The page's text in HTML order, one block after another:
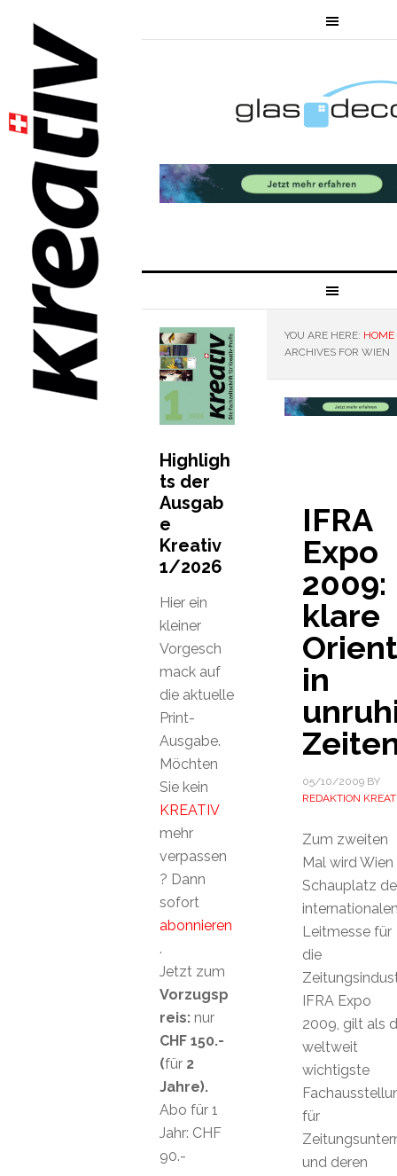
YOU ARE HERE: HOME
ARCHIVES FOR WIEN
IFRA
Expo
2009:
klare
in
05/10/2009BY
REDAKTION
Zum zweiten
Mal wird Wien
Schauplatz
Leitmesse für
die
IFRA Expo
2009, gilt als
weltweit
wichtigste
für
und deren
Highligh
ts der
Ausgab
e
Kreativ
1/2026
Hier ein
kleiner
Vorgesch
mack auf
die aktuelle
Print-
Ausgabe.
Möchten
Sie kein
KREATIV
mehr
verpassen
? Dann
sofort
abonnieren
.
Jetzt zum
Vorzugsp
reis: nur
CHF 150.-
(für 2
Jahre).
Abo für 1
Jahr: CHF
90.-